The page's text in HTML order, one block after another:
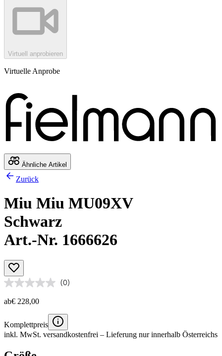
Virtuell anprobieren
Virtuelle Anprobe
Ähnliche Artikel
Zurück
Miu Miu MU09XV
Schwarz
Art.-Nr. 1666626
(0)
ab€ 228,00
Komplettpreis
inkl. MwSt. versandkostenfrei – Lieferung nur innerhalb Österreichs